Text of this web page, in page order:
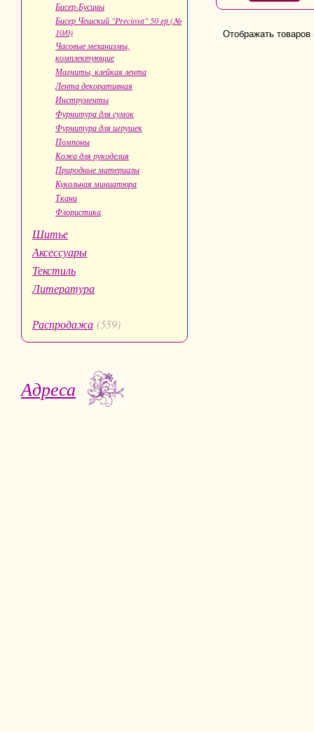
Бисер-Бусины
Бисер Чешский "Preciosa" 50 гр (№
10/0)
Часовые механизмы,
комплектующие
Магниты, клейкая лента
Лента декоративная
Инструменты
Фурнитура для сумок
Фурнитура для игрушек
Помпоны
Кожа для рукоделия
Природные материалы
Кукольная миниатюра
Ткани
Флористика
Шитье
Аксессуары
Текстиль
Литература
Распродажа (559)
Адреса
Отображать